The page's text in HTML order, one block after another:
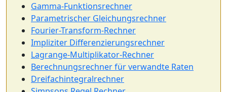
Gamma-Funktionsrechner
Parametrischer Gleichungsrechner
Fourier-Transform-Rechner
Impliziter Differenzierungsrechner
Lagrange-Multiplikator-Rechner
Berechnungsrechner für verwandte Raten
Dreifachintegralrechner